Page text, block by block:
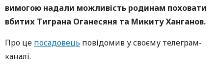
вимогою надали можливість родинам поховати
вбитих Тиграна Оганесяня та Микиту Ханганов.
Про це посадовець повідомив у своєму телеграм-
каналі.